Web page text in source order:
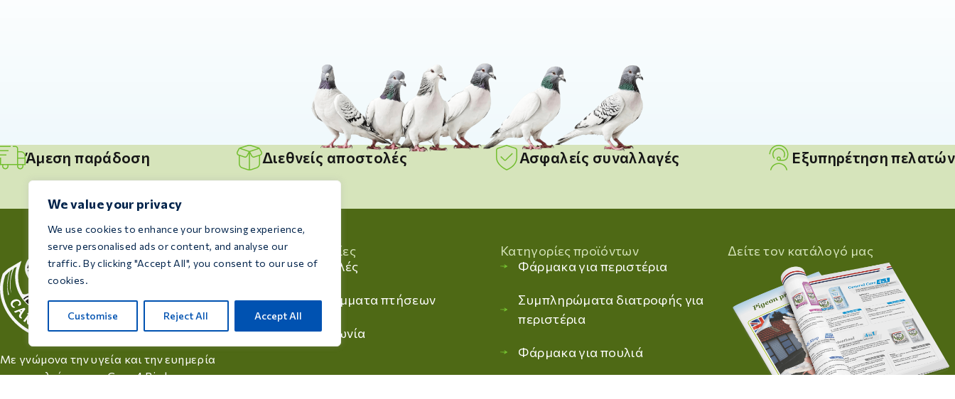
We value your privacy
We use cookies to enhance your browsing experience,
serve personalised ads or content, and analyse our
traffic. By clicking "Accept All", you consent to our use of
cookies.
Customise Reject All Accept All
Άμεση παράδοση Διεθνείς αποστολές Ασφαλείς συναλλαγές Εξυπηρέτηση πελατών
Με γνώμονα την υγεία και την ευημερία
των πουλιών σας, η Care 4 Birds
Πληροφορίες
Συμβουλές
Προγράμματα πτήσεων
Επικοινωνία
Κατηγορίες προϊόντων
Φάρμακα για περιστέρια
Συμπληρώματα διατροφής για
περιστέρια
Φάρμακα για πουλιά
Δείτε τον κατάλογό μας